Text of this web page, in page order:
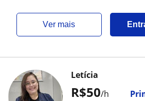
ver mais
R$50/h
Letícia